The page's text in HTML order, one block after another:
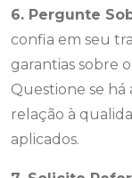
6. Pergunte
confia em seu
garantias sobre
Questione se
relação à
aplicados.